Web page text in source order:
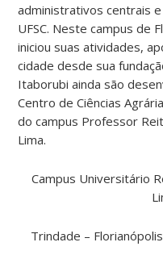
administrativos centrais
UFSC. Neste campus de
iniciou suas atividades,
cidade desde sua
Itaborubi ainda são
Centro de Ciências
do campus Professor
Lima.
Campus Universitário
Trindade –